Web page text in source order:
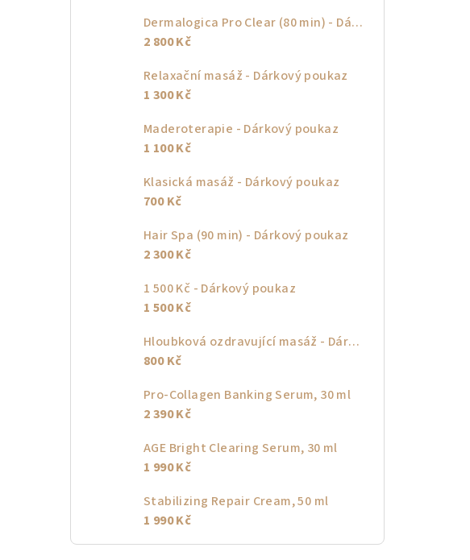
Dermalogica Pro Clear (80 min) - Dárkový poukaz
2 800 Kč
Relaxační masáž - Dárkový poukaz
1 300 Kč
Maderoterapie - Dárkový poukaz
1 100 Kč
Klasická masáž - Dárkový poukaz
700 Kč
Hair Spa (90 min) - Dárkový poukaz
2 300 Kč
1 500 Kč - Dárkový poukaz
1 500 Kč
Hloubková ozdravující masáž - Dárkový poukaz
800 Kč
Pro-Collagen Banking Serum, 30 ml
2 390 Kč
AGE Bright Clearing Serum, 30 ml
1 990 Kč
Stabilizing Repair Cream, 50 ml
1 990 Kč